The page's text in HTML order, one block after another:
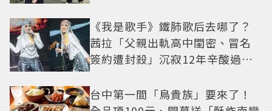
《我是歌手》鐵肺歌后去哪了？
茜拉「父親出軌高中閨密、冒名
簽約遭封殺」沉寂12年辛酸過往
台中第一間「鳥貴族」要來了！